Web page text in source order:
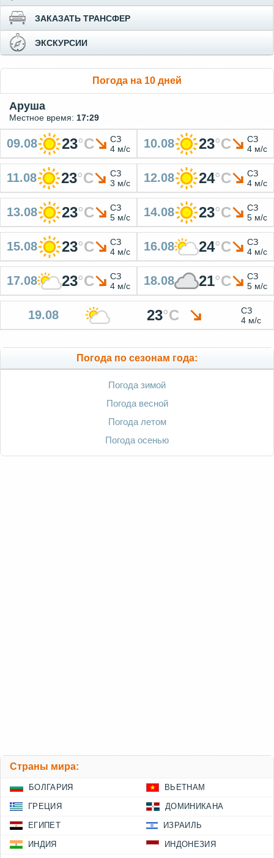
ЗАКАЗАТЬ ТРАНСФЕР
ЭКСКУРСИИ
Погода на 10 дней
Аруша
Местное время: 17:29
09.08 23°C
СЗ
4 м/с
10.08 23°C
СЗ
4 м/с
11.08 23°C
СЗ
3 м/с
12.08 24°C
СЗ
4 м/с
13.08 23°C
СЗ
5 м/с
14.08 23°C
СЗ
5 м/с
15.08 23°C
СЗ
4 м/с
16.08 24°C
СЗ
4 м/с
17.08 23°C
СЗ
4 м/с
18.08 21°C
СЗ
5 м/с
19.08 23°C
СЗ
4 м/с
Погода по сезонам года:
Погода зимой
Погода весной
Погода летом
Погода осенью
Страны мира:
БОЛГАРИЯ ВЬЕТНАМ
ГРЕЦИЯ ДОМИНИКАНА
ЕГИПЕТ ИЗРАИЛЬ
ИНДИЯ ИНДОНЕЗИЯ